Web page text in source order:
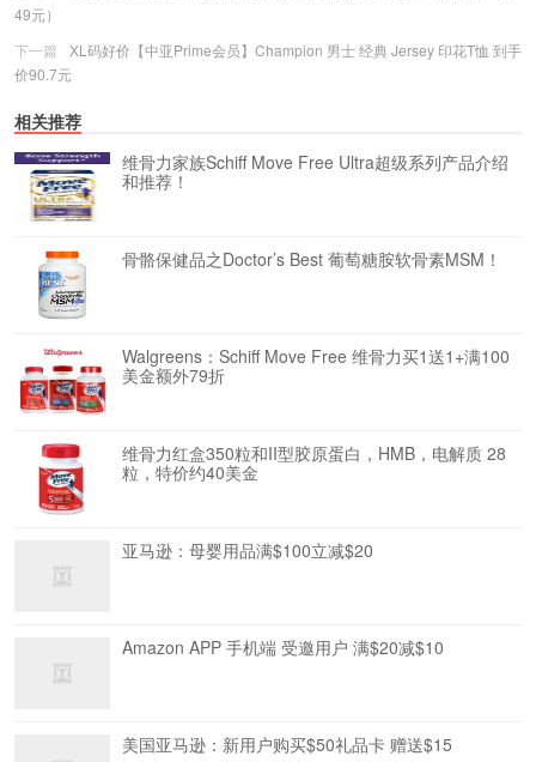
49元）
下一篇
XL码好价【中亚Prime会员】Champion 男士 经典 Jersey 印花T恤 到手
价90.7元
相关推荐
维骨力家族Schiff Move Free Ultra超级系列产品介绍
和推荐！
骨骼保健品之Doctor’s Best 葡萄糖胺软骨素MSM！
Walgreens：Schiff Move Free 维骨力买1送1+满100
美金额外79折
维骨力红盒350粒和II型胶原蛋白，HMB，电解质 28
粒，特价约40美金
亚马逊：母婴用品满$100立减$20
Amazon APP 手机端 受邀用户 满$20减$10
美国亚马逊：新用户购买$50礼品卡 赠送$15